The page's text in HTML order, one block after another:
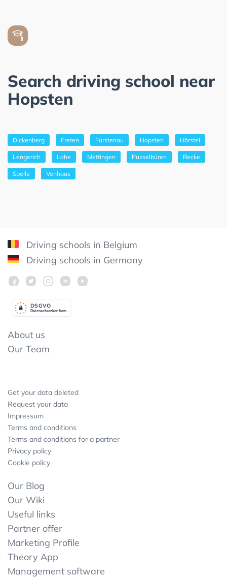
Search driving school near
Hopsten
Dickenberg Freren Fürstenau Hopsten Hörstel
Lengerich Lohe Mettingen Püsselbüren Recke
Spelle Venhaus
Driving schools in Belgium
Driving schools in Germany
Datenschutzkonform
DSGVO
About us
Our Team
Get your data deleted
Request your data
Impressum
Terms and conditions
Terms and conditions for a partner
Privacy policy
Cookie policy
Our Blog
Our Wiki
Useful links
Partner offer
Marketing Profile
Theory App
Management software